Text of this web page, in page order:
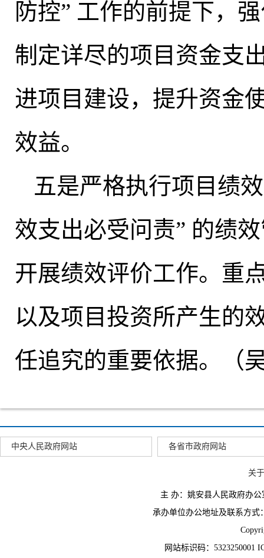
防控” 工作的前提下，
制定详尽的项目资金支
进项目建设， 提升资金
效益。
五是严格执行项目绩
效支出必受问责” 的绩
开展绩效评价工作。 重
以及项目投资所产生的
任追究的重要依据。 （
中央人民政府网站 各省市政府网站
关
主 办：姚安县人民政府办
承办单位办公地址及联系方式
网站标识码：5323250001